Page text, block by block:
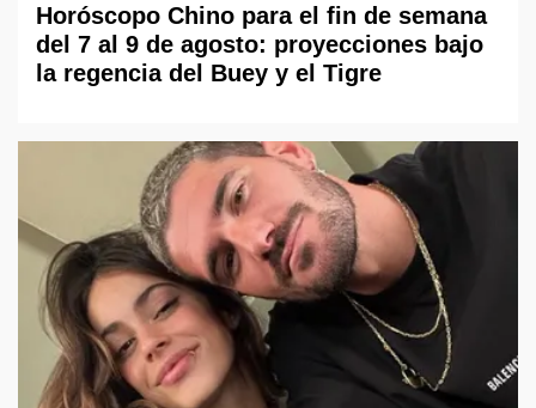
Horóscopo Chino para el fin de semana
del 7 al 9 de agosto: proyecciones bajo
la regencia del Buey y el Tigre